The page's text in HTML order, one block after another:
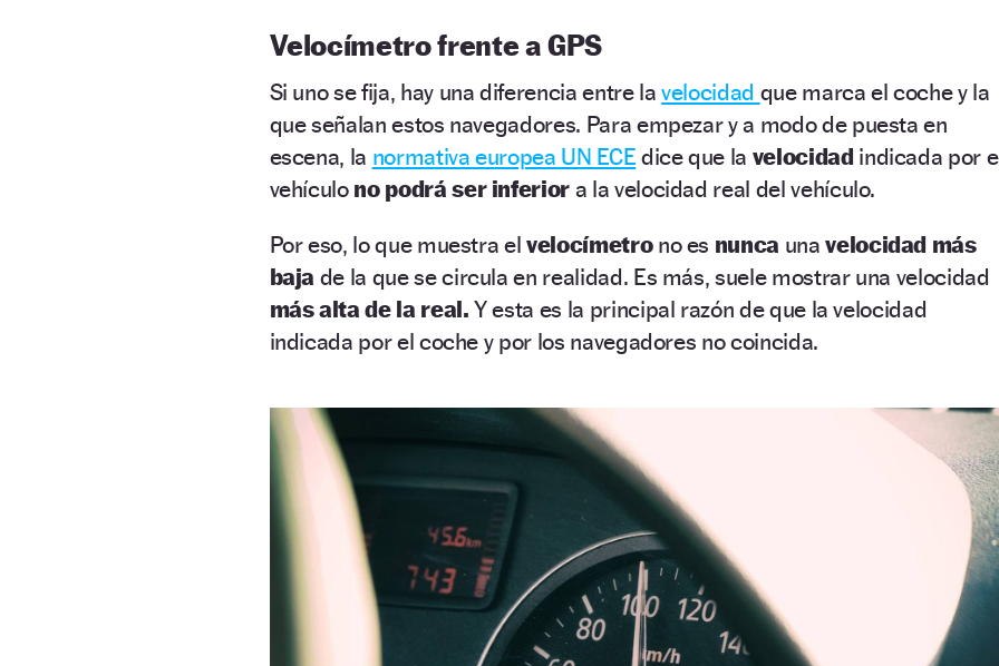
Velocímetro frente a GPS
Si uno se fija, hay una diferencia entre lavelocidad que marca el coche y la
que señalan estos navegadores. Para empezar y a modo de puesta en
escena, la normativa europea UN ECE dice que la velocidad indicada por
vehículo no podrá ser inferior a la velocidad real del vehículo.
Por eso, lo que muestra elvelocímetrono es nunca unavelocidad más
baja de la que se circula en realidad. Es más, suele mostrar una velocidad
más alta de la real. Y esta es la principal razón de que la velocidad
indicada por el coche y por los navegadores no coincida.